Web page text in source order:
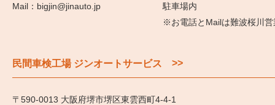
bigjin@jinauto.jp
駐車場内
※お電話とMailは難波桜川営
民間車検工場 ジンオートサービス >>
〒590-0013 大阪府堺市堺区東雲西町4-4-1